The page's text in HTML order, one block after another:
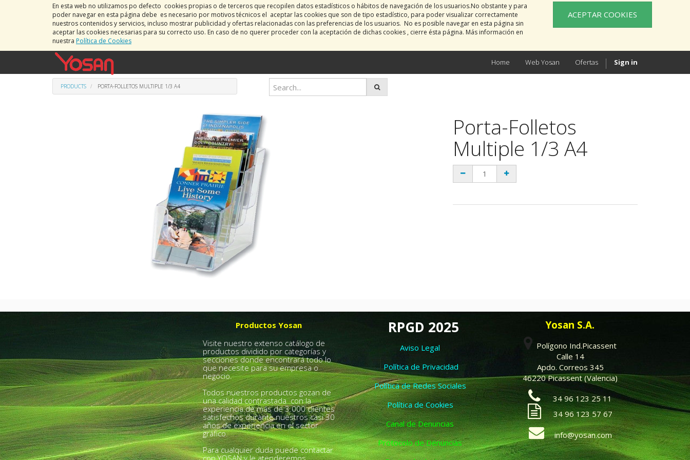
En esta web no utilizamos po defecto cookies propias o de terceros que recopilen datos estadísticos o hábitos de navegación de los usuarios.No obstante y para
poder navegar en esta página debe es necesario por motivos técnicos el aceptar las cookies que son de tipo estadístico, para poder visualizar correctamente
nuestros contenidos y servicios, incluso mostrar publicidad y ofertas relacionadas con las preferencias de los usuarios. No es posible navegar en esta página sin
aceptar las cookies necesarias para su correcto uso. En caso de no querer proceder con la aceptación de dichas cookies , cierre ésta página. Más información en
nuestra Política de Cookies
ACEPTAR COOKIES
Home Web Yosan Ofertas Sign in
PRODUCTS PORTA-FOLLETOS MULTIPLE 1/3 A4
Porta-Folletos
Multiple 1/3 A4
Productos Yosan
Visite nuestro extenso catálogo de
productos dividido por categorías y
secciones donde encontrará todo lo
que necesite para su empresa o
negocio.
Todos nuestros productos gozan de
una calidad contrastada con la
experiencia de más de 3.000 clientes
satisfechos durante nuestros casi 30
años de experiencia en el sector
gráfico.
Para cualquier duda puede contactar
con YOSAN y le atenderemos
RPGD 2025
Aviso Legal
Política de Privacidad
Política de Redes Sociales
Política de Cookies
Canal de Denuncias
Protocolo de Denuncias
Yosan S.A.
Polígono Ind.Picassent
Calle 14
Apdo. Correos 345
46220 Picassent (Valencia)
34 96 123 25 11
34 96 123 57 67
info@yosan.com